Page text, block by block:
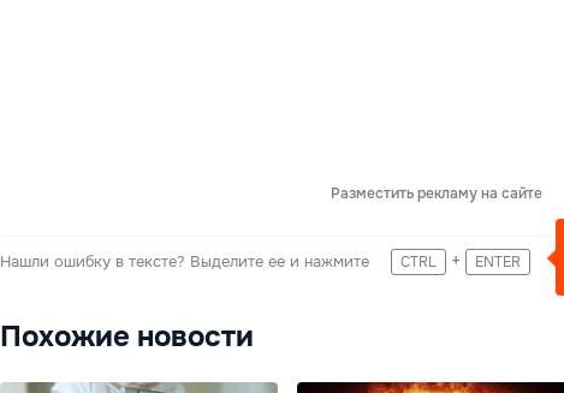
Разместить рекламу на сайте
Нашли ошибку в тексте? Выделите ее и нажмите CTRL + ENTER
Похожие новости